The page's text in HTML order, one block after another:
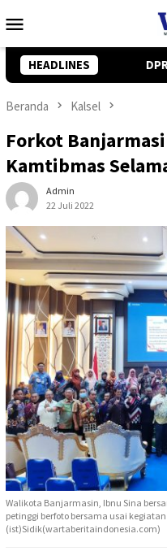
ke
Mobile
HEADLINES
Balangan Resmi Setujui
Beranda Kalsel
Forkot
Kamtibmas
Admin
22 Juli 2022
Walikota Banjarmasin, Ibnu Sina
petinggi berfoto bersama usai
(ist)Sidik(wartaberitaindonesia.com)